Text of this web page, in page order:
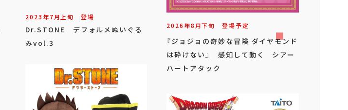
2023年7月上旬 登場
Dr.STONE デフォルメぬいぐる
みvol.3
2026年8月下旬 登場予定
『ジョジョの奇妙な冒険 ダイヤモンド
は砕けない』 感知して動く シアー
ハートアタック